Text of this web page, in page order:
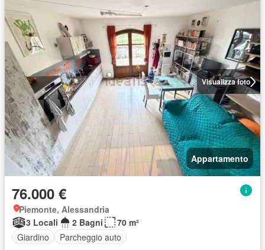
Visualizza foto
Appartamento
76.000 €
Piemonte, Alessandria
3 Locali
2 Bagni
70 m²
Giardino
Parcheggio auto